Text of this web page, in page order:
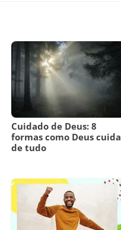
Cuidado de Deus: 8
formas como Deus cuida
de tudo